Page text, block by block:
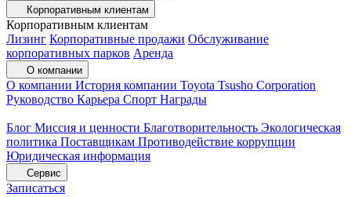
Корпоративным клиентам
Корпоративным клиентам
Лизинг Корпоративные продажи Обслуживание
корпоративных парков Аренда
О компании
О компании История компании Toyota Tsusho Corporation
Руководство Карьера Спорт Награды
Блог Миссия и ценности Благотворительность Экологическая
политика Поставщикам Противодействие коррупции
Юридическая информация
Сервис
Записаться